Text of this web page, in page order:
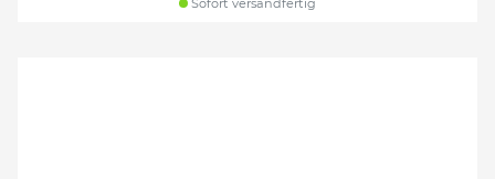
Sofort versandfertig